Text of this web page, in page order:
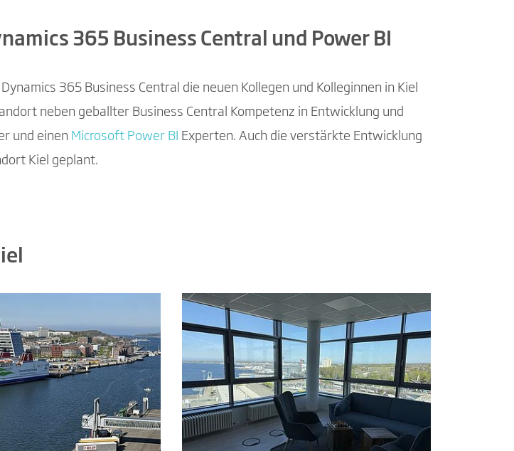
365 Business Central und Power BI
365 Business Central die neuen Kollegen und Kolleginnen in Kiel
neben geballter Business Central Kompetenz in Entwicklung und
und einen Microsoft Power BI Experten. Auch die verstärkte Entwicklung
Kiel geplant.